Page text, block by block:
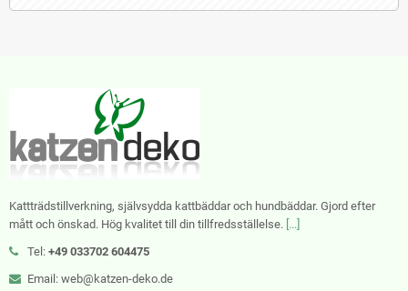
Kattträdstillverkning, självsydda kattbäddar och hundbäddar. Gjord efter
mått och önskad. Hög kvalitet till din tillfredsställelse. [...]
Tel: +49 033702 604475
Email: web@katzen-deko.de